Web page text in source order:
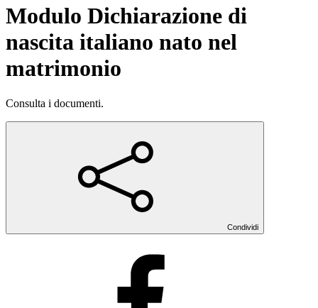
Modulo Dichiarazione di
nascita italiano nato nel
matrimonio
Consulta i documenti.
Condividi